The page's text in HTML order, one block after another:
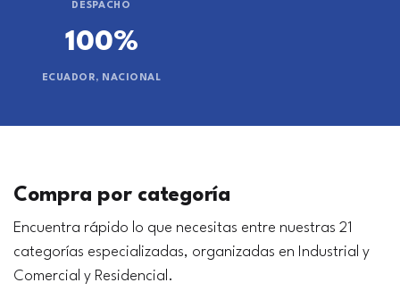
DESPACHO
100%
ECUADOR, NACIONAL
Compra por categoría
Encuentra rápido lo que necesitas entre nuestras 21
categorías especializadas, organizadas en Industrial y
Comercial y Residencial.